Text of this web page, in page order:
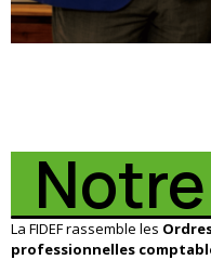
La FIDEF rassemble les
professionnelles